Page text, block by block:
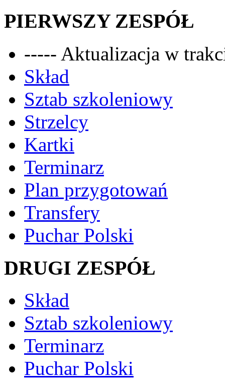
PIERWSZY ZESPÓŁ
----- Aktualizacja w
Skład
Sztab szkoleniowy
Strzelcy
Kartki
Terminarz
Plan przygotowań
Transfery
Puchar Polski
DRUGI ZESPÓŁ
Skład
Sztab szkoleniowy
Terminarz
Puchar Polski